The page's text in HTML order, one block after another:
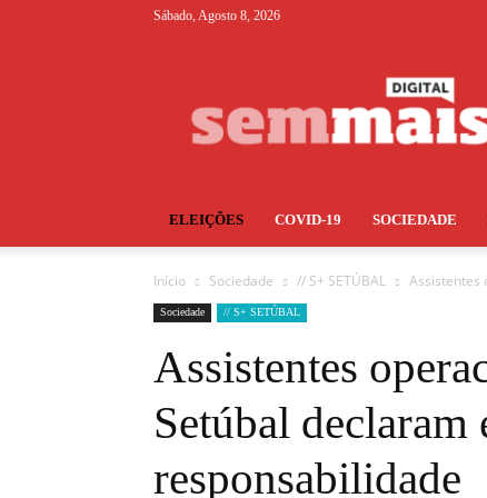
Sábado, Agosto 8, 2026
ELEIÇÕES COVID-19 SOCIEDADE
Início Sociedade // S+ SETÚBAL Assistentes
Sociedade // S+ SETÚBAL
Assistentes
Setúbal declaram
responsabilidade